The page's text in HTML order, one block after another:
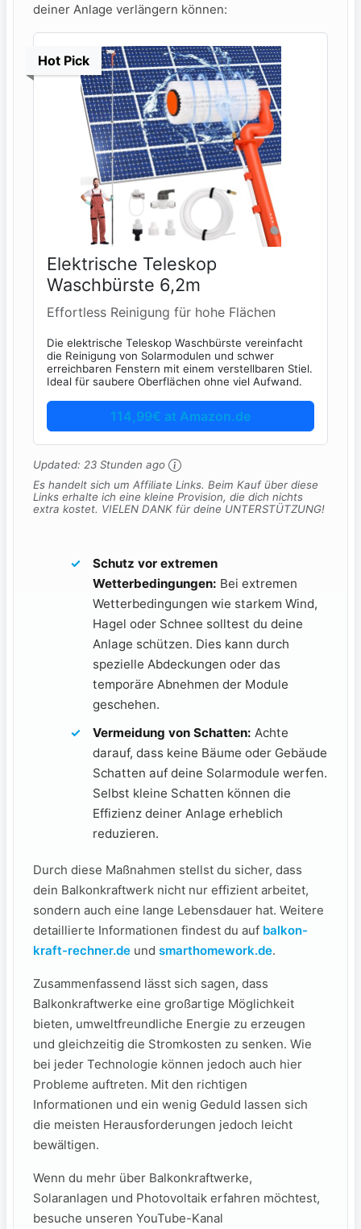
deiner⁢ Anlage verlängern können:
Hot Pick
Elektrische Teleskop
Waschbürste 6,2m
Effortless Reinigung für hohe Flächen
Die elektrische Teleskop Waschbürste vereinfacht
die Reinigung von Solarmodulen und schwer
erreichbaren Fenstern mit einem verstellbaren Stiel.
Ideal für saubere Oberflächen ohne viel Aufwand.
114,99€ at Amazon.de
Updated: 23 Stunden ago
Es handelt sich um Affiliate Links. Beim Kauf über diese
Links erhalte ich eine kleine Provision, die dich nichts
extra kostet. VIELEN DANK für deine UNTERSTÜTZUNG!
Schutz vor ‌extremen
Wetterbedingungen: Bei‌ extremen
⁣Wetterbedingungen⁣ wie starkem Wind,
Hagel⁢ oder Schnee solltest du deine
Anlage schützen. Dies kann durch
spezielle Abdeckungen oder das
temporäre⁢ Abnehmen der Module
geschehen.
Vermeidung von Schatten: Achte
darauf, dass keine Bäume oder Gebäude
Schatten auf ​deine ⁣Solarmodule werfen.
Selbst kleine Schatten können ‍die
Effizienz deiner Anlage erheblich
reduzieren.
Durch diese Maßnahmen stellst du sicher, dass
⁤dein Balkonkraftwerk nicht nur effizient​ arbeitet,
⁤sondern auch eine lange Lebensdauer​ hat. Weitere
detaillierte Informationen findest du auf balkon-
kraft-rechner.de und smarthomework.de.
Zusammenfassend lässt sich sagen, dass
Balkonkraftwerke eine großartige Möglichkeit
bieten, umweltfreundliche Energie zu erzeugen‌
und⁤ gleichzeitig die ⁣Stromkosten zu​ senken. Wie
bei ‌jeder Technologie können jedoch ⁣auch hier
⁢Probleme auftreten.​ Mit den richtigen
Informationen​ und ein wenig Geduld lassen ‌sich
die meisten Herausforderungen jedoch leicht
bewältigen.
Wenn du mehr über ⁣Balkonkraftwerke,
Solaranlagen und Photovoltaik erfahren möchtest,
besuche unseren YouTube-Kanal⁤